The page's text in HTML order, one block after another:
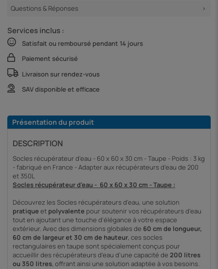
Questions & Réponses
Services inclus :
Satisfait ou remboursé pendant 14 jours
Paiement sécurisé
Livraison sur rendez-vous
SAV disponible et efficace
Présentation du produit
DESCRIPTION
Socles récupérateur d'eau - 60 x 60 x 30 cm - Taupe - Poids : 3 kg
- fabriqué en France - Adapter aux récupérateurs d'eau de 200
et 350L
Socles récupérateur d'eau - 60 x 60 x 30 cm - Taupe :
Découvrez les Socles récupérateurs d'eau, une solution
pratique et polyvalente pour soutenir vos récupérateurs d'eau
tout en ajoutant une touche d'élégance à votre espace
extérieur. Avec des dimensions globales de 60 cm de longueur,
60 cm de largeur et 30 cm de hauteur, ces socles
rectangulaires en taupe sont spécialement conçus pour
accueillir des récupérateurs d'eau d'une capacité de 200 litres
ou 350 litres, offrant ainsi une solution adaptée à vos besoins.